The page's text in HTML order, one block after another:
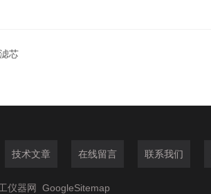
芯
技术文章 在线留言 联系我们
仪器网 GoogleSitemap